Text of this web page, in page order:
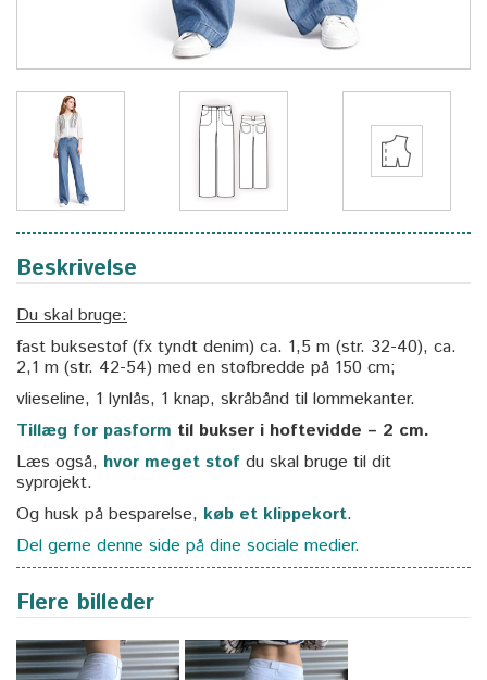
Beskrivelse
Du skal bruge:
fast buksestof (fx tyndt denim) ca. 1,5 m (str. 32-40), ca.
2,1 m (str. 42-54) med en stofbredde på 150 cm;
vlieseline, 1 lynlås, 1 knap, skråbånd til lommekanter.
Tillæg for pasform til bukser i hoftevidde – 2 cm.
Læs også, hvor meget stof du skal bruge til dit
syprojekt.
Og husk på besparelse, køb et klippekort.
Del gerne denne side på dine sociale medier.
Flere billeder